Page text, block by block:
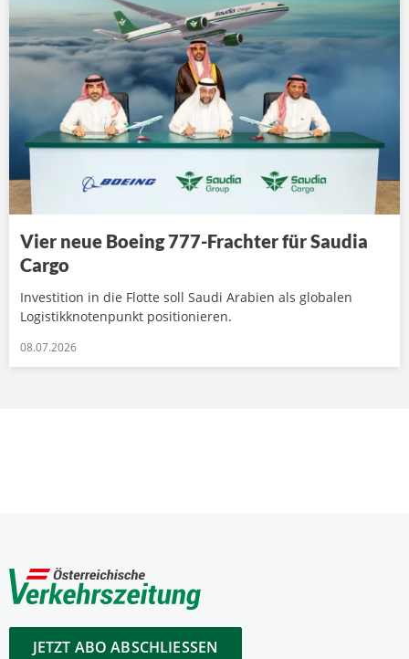
Vier neue Boeing 777-Frachter für Saudia
Cargo
Investition in die Flotte soll Saudi Arabien als globalen
Logistikknotenpunkt positionieren.
08.07.2026
JETZT ABO ABSCHLIESSEN